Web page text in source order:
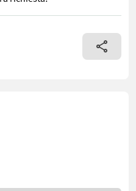
160/120 usata in buone